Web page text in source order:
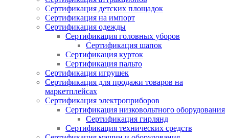
Сертификация детских площадок
Сертификация на импорт
Сертификация одежды
Сертификация головных уборов
Сертификация шапок
Сертификация курток
Сертификация пальто
Сертификация игрушек
Сертификация для продажи товаров на
маркетплейсах
Сертификация электроприборов
Сертификация низковольтного оборудования
Сертификация гирлянд
Сертификация технических средств